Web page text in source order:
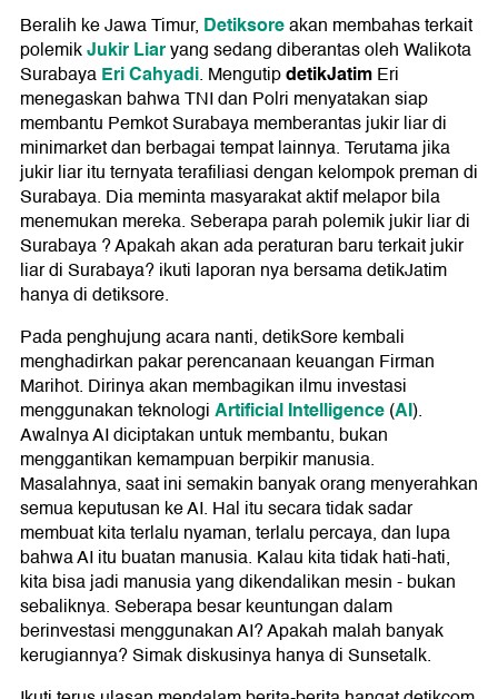
Beralih ke Jawa Timur, Detiksoreakan membahas terkait
polemikJukir Liaryang sedang diberantas oleh Walikota
SurabayaEri Cahyadi. MengutipdetikJatimEri
menegaskan bahwa TNI dan Polri menyatakan siap
membantu Pemkot Surabaya memberantas jukir liar di
minimarket dan berbagai tempat lainnya. Terutama jika
jukir liar itu ternyata terafiliasi dengan kelompok preman di
Surabaya. Dia meminta masyarakat aktif melapor bila
menemukan mereka. Seberapa parah polemik jukir liar di
Surabaya ? Apakah akan ada peraturan baru terkait jukir
liar di Surabaya? ikuti laporan nya bersama detikJatim
hanya di detiksore.
Pada penghujung acara nanti, detikSore kembali
menghadirkan pakar perencanaan keuangan Firman
Marihot. Dirinya akan membagikan ilmu investasi
menggunakan teknologiArtificial Intelligence(AI).
Awalnya AI diciptakan untuk membantu, bukan
menggantikan kemampuan berpikir manusia.
Masalahnya, saat ini semakin banyak orang menyerahkan
semua keputusan ke AI. Hal itu secara tidak sadar
membuat kita terlalu nyaman, terlalu percaya, dan lupa
bahwa AI itu buatan manusia. Kalau kita tidak hati-hati,
kita bisa jadi manusia yang dikendalikan mesin - bukan
sebaliknya. Seberapa besar keuntungan dalam
berinvestasi menggunakan AI? Apakah malah banyak
kerugiannya? Simak diskusinya hanya di Sunsetalk.